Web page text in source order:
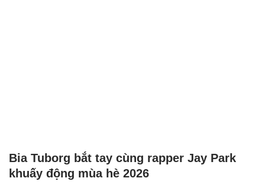
Bia Tuborg bắt tay cùng rapper Jay Park
khuấy động mùa hè 2026